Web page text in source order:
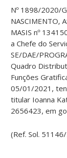
Nº 1898/2020/
NASCIMENTO,
MASIS nº
a Chefe do
SE/DAE/
Quadro
Funções
05/01/2021,
titular Ioanna
2656423, em
(Ref. Sol.